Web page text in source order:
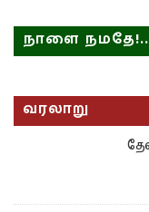
நாளை
வரலாறு